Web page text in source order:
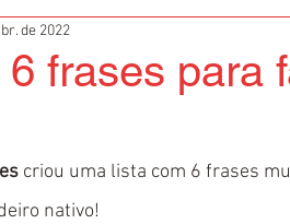
frases para
de 2022
criou uma lista com 6 frases
nativo!